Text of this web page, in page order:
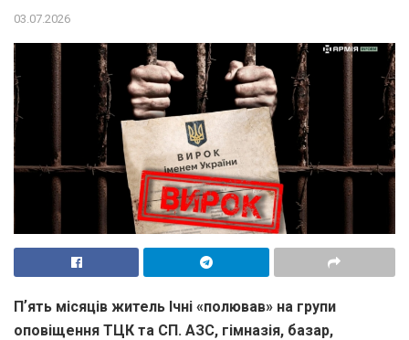
03.07.2026
Пʼять місяців житель Ічні «полював» на групи
оповіщення ТЦК та СП. АЗС, гімназія, базар,